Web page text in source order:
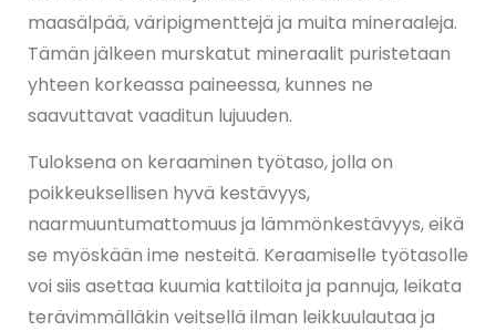
maasälpää, väripigmenttejä ja muita mineraaleja.
Tämän jälkeen murskatut mineraalit puristetaan
yhteen korkeassa paineessa, kunnes ne
saavuttavat vaaditun lujuuden.
Tuloksena on keraaminen työtaso, jolla on
poikkeuksellisen hyvä kestävyys,
naarmuuntumattomuus ja lämmönkestävyys, eikä
se myöskään ime nesteitä. Keraamiselle työtasolle
voi siis asettaa kuumia kattiloita ja pannuja, leikata
terävimmälläkin veitsellä ilman leikkuulautaa ja